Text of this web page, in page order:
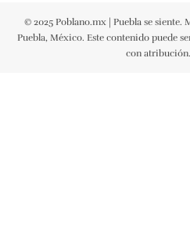
© 2025 Poblano.mx | Puebla se siente.
Puebla, México. Este contenido puede
con